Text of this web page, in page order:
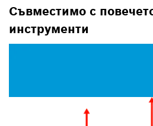
Съвместимо с
инструменти